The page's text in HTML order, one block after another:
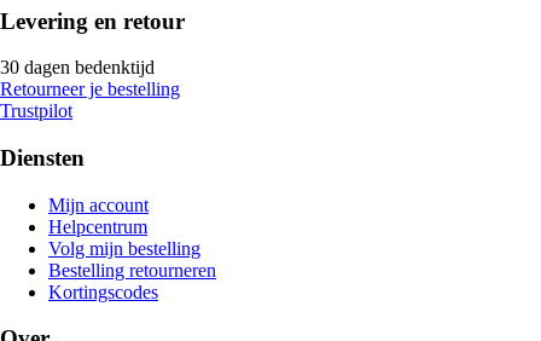
Levering en retour
30 dagen bedenktijd
Retourneer je bestelling
Trustpilot
Diensten
Mijn account
Helpcentrum
Volg mijn bestelling
Bestelling retourneren
Kortingscodes